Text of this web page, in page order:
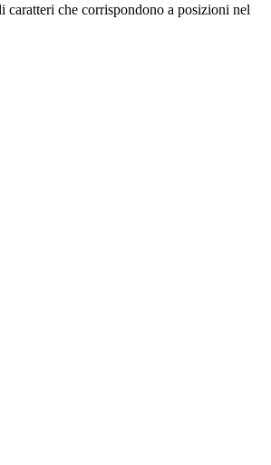
che corrispondono a posizioni nel